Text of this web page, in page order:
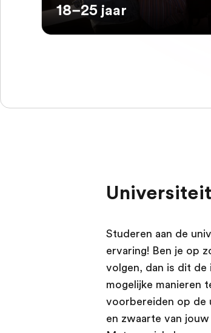
18–25 jaar
Studeren aan de
ervaring! Ben je op
volgen, dan is dit de
mogelijke manieren
voorbereiden op de
en zwaarte van